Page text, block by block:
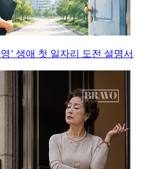
’ 생애 첫 일자리 도전 설명서